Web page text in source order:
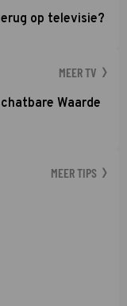
op televisie?
MEER TV
Waarde
MEER TIPS